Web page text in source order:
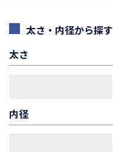
太さ・内径から探す
太さ
内径